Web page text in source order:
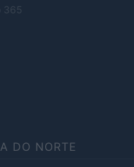
365
DO NORTE